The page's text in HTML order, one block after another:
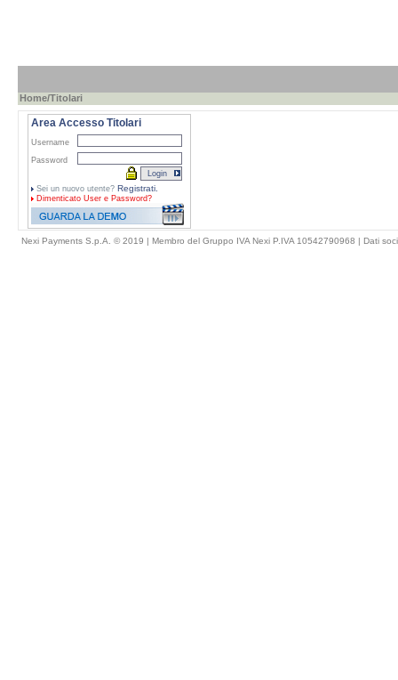
Home/Titolari
Area Accesso Titolari
Username
Password
Sei un nuovo utente? Registrati.
Dimenticato User e Password?
Nexi Payments S.p.A. © 2019 | Membro del Gruppo IVA Nexi P.IVA 10542790968 | Dati